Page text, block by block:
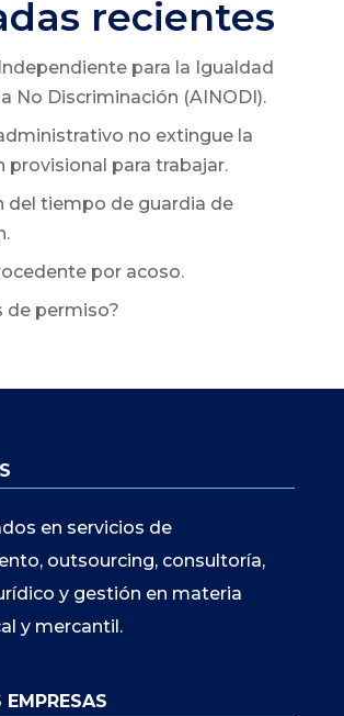
recientes
para la Igualdad
No Discriminación (AINODI).
no extingue la
provisional para trabajar.
del tiempo de guardia de
por acoso.
de permiso?
en servicios de
outsourcing, consultoría,
y gestión en materia
y mercantil.
EMPRESAS